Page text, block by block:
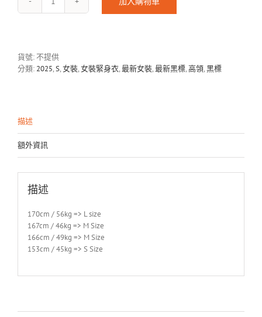
J-
量
貨號:不提供
分類: 2025,S,女裝,女裝緊身衣,最新女裝,最新黑標,高領,黑標
描述
額外資訊
描述
170cm / 56kg => L size
167cm / 46kg => M Size
166cm / 49kg => M Size
153cm / 45kg => S Size